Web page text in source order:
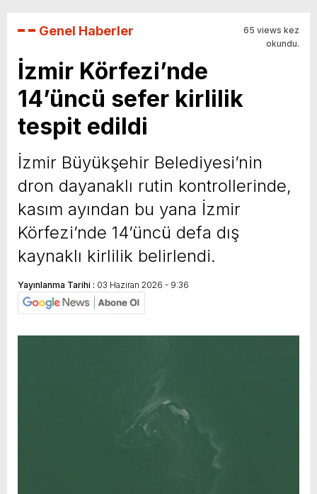
Genel Haberler
65 views kez
okundu.
İzmir Körfezi’nde
14’üncü sefer kirlilik
tespit edildi
İzmir Büyükşehir Belediyesi’nin
dron dayanaklı rutin kontrollerinde,
kasım ayından bu yana İzmir
Körfezi’nde 14’üncü defa dış
kaynaklı kirlilik belirlendi.
Yayınlanma Tarihi : 03 Haziran 2026 - 9:36